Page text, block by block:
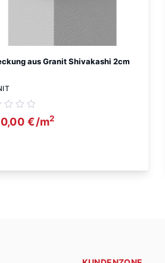
aus Granit Shivakashi 2cm
€/m2